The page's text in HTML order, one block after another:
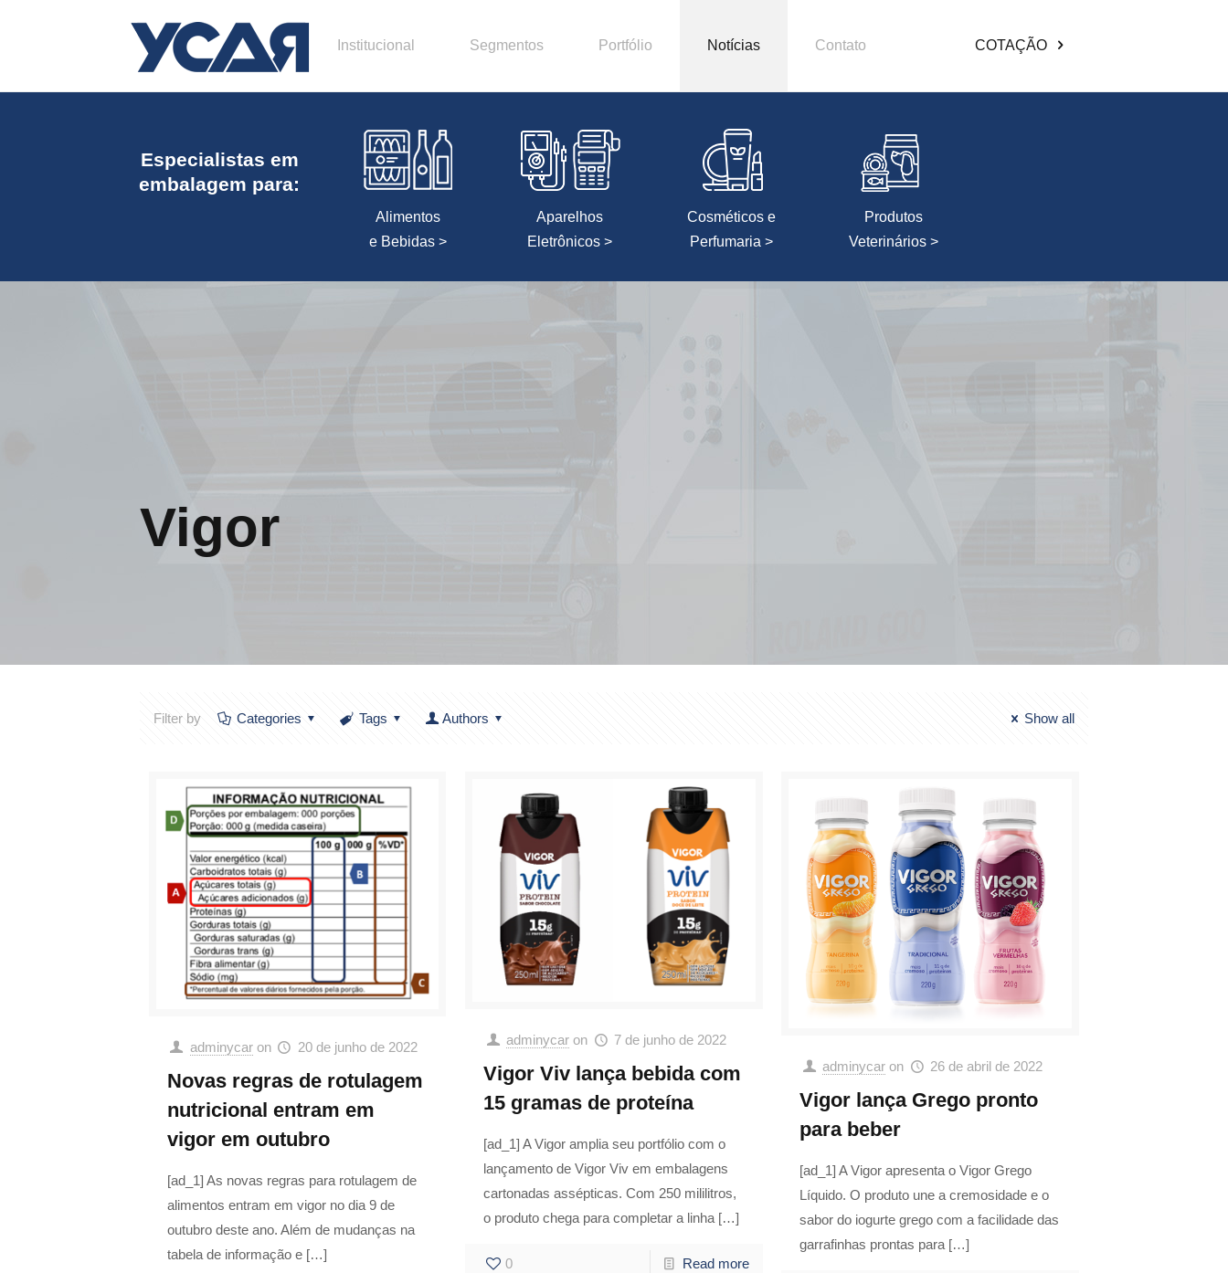
Institucional Segmentos Portfólio Notícias Contato COTAÇÃO
Especialistas em
embalagem para:
Alimentos
e Bebidas >
Aparelhos
Eletrônicos >
Cosméticos e
Perfumaria >
Produtos
Veterinários >
Vigor
Filter by Categories Tags Authors Show all
adminycar on 20 de junho de 2022
Novas regras de rotulagem
nutricional entram em
vigor em outubro
[ad_1] As novas regras para rotulagem de
alimentos entram em vigor no dia 9 de
outubro deste ano. Além de mudanças na
tabela de informação e[…]
adminycar on 7 de junho de 2022
Vigor Viv lança bebida com
15 gramas de proteína
[ad_1] A Vigor amplia seu portfólio com o
lançamento de Vigor Viv em embalagens
cartonadas assépticas. Com 250 mililitros,
o produto chega para completar a linha […]
0 Read more
adminycar on 26 de abril de 2022
Vigor lança Grego pronto
para beber
[ad_1] A Vigor apresenta o Vigor Grego
Líquido. O produto une a cremosidade e o
sabor do iogurte grego com a facilidade das
garrafinhas prontas para […]